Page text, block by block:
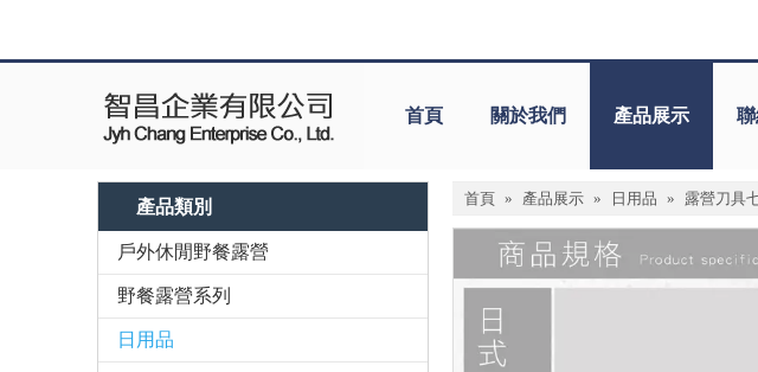
首頁 關於我們 產品展示
產品類別
戶外休閒野餐露營
野餐露營系列
日用品
首頁 » 產品展示 » 日用品 » 露營刀具